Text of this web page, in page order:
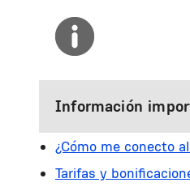
Información
¿Cómo me conecto
Tarifas y